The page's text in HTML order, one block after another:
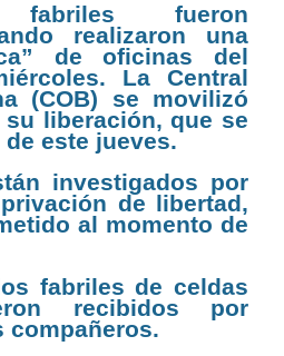
fabriles fueron
realizaron una
de oficinas del
La Central
(COB) se movilizó
liberación, que se
este jueves.
investigados por
de libertad,
al momento de
fabriles de celdas
recibidos por
compañeros.